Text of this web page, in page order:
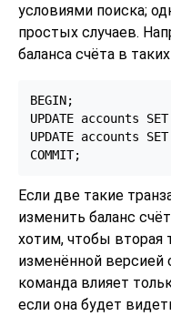
условиями поиска;
простых случаев.
баланса счёта в
BEGIN;
UPDATE accounts
UPDATE accounts
Если две такие
изменить баланс
хотим, чтобы вторая
изменённой версией
команда влияет
если она будет